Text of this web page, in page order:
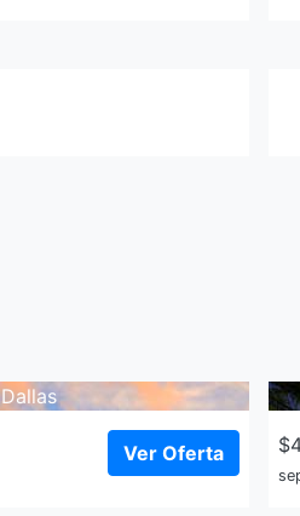
Dallas
Ver Oferta